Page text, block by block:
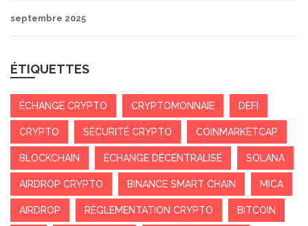
septembre 2025
ÉTIQUETTES
ÉCHANGE CRYPTO CRYPTOMONNAIE DEFI
CRYPTO SÉCURITÉ CRYPTO COINMARKETCAP
BLOCKCHAIN ÉCHANGE DÉCENTRALISÉ SOLANA
AIRDROP CRYPTO BINANCE SMART CHAIN MICA
AIRDROP RÉGLEMENTATION CRYPTO BITCOIN